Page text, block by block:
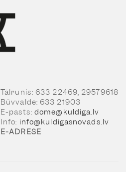
Tālrunis: 633 22469, 29579618
Būvvalde: 633 21903
E-pasts: dome@kuldiga.lv
Info: info@kuldigasnovads.lv
E-ADRESE